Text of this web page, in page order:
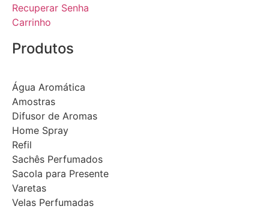
Recuperar Senha
Carrinho
Produtos
Água Aromática
Amostras
Difusor de Aromas
Home Spray
Refil
Sachês Perfumados
Sacola para Presente
Varetas
Velas Perfumadas